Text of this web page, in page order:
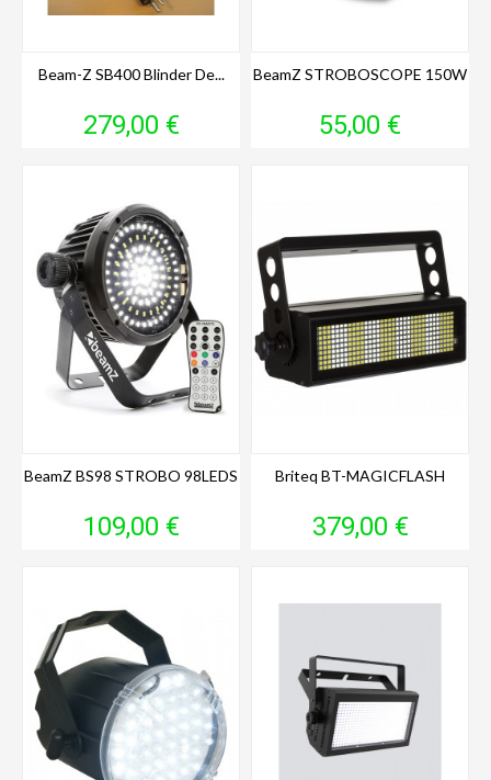
Beam-Z SB400 Blinder De...
Prix
279,00 €
BeamZ STROBOSCOPE 150W
Prix
55,00 €
BeamZ BS98 STROBO 98LEDS
Prix
109,00 €
Briteq BT-MAGICFLASH
Prix
379,00 €